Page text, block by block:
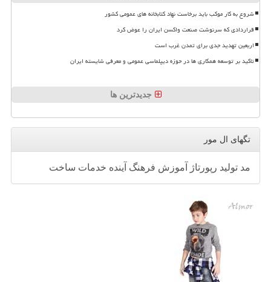
شروع به کار موکب باید برخاست نهاد کتابخانه های عمومی کشور
قراردادی که سرنوشت صنعت واکسن ایران را عوض کرد
اربعین تهدید جدی برای تمدن غرب است
تاکید بر توسعه همکاری ها در حوزه دیپلماسی عمومی و معرفی شایسته ایران
جدیدترین ها
تگهای ال مور
مد تولید رپورتاژ آموزش فرهنگ آینده خدمات ساخت